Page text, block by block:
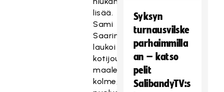
lisää.
Sami
Saarinen
laukoi
kotijoukkueen
maaleista
kolme,
Syksyn
turnausvilske
parhaimmilla
an – katso
pelit
SalibandyTV:s